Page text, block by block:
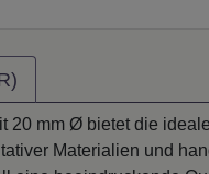
20 mm Ø bietet die
Materialien und